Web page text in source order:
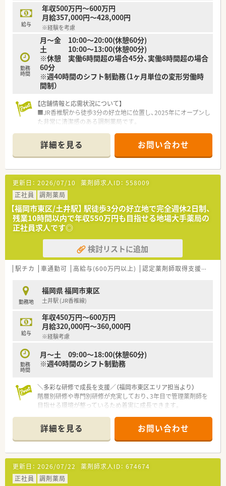
【求人情報について】
■管理薬剤師として、これまでのご経験をしっかりと考慮し年収
500万円から600万円を想定しています。
■昇給は年1回（4月）実施され、賞与は年2回（7月・12月）支給され
る年俸制（12または14分割）です。
■福利厚生としてOTC社員割引制度や、宿泊・レジャー施設が優
待される福利厚生クラブへ加入できます。
給与
年収500万円～600万円
月給357,000円～428,000円
※経験を考慮
勤務
時間
月～金 10:00～20:00(休憩60分)
土 10:00～13:00(休憩00分)
※休憩 実働6時間超の場合45分、実働8時間超の場合
60分
※週40時間のシフト制勤務（1ヶ月単位の変形労働時
間制）
【店舗情報と応需状況について】
■JR香椎駅から徒歩3分の好立地に位置し、2025年にオープンし
た非常に清潔感のある調剤薬局です。
処方が多いため、落ち着いて業務に取り組める環境です。
■店舗の体制は正社員1名と事務員1名の少人数精鋭で、地域の
皆様に寄り添うかかりつけ薬局としての機能を果たします。
【法人特徴について】
■北九州市に本社を構え全国に130店舗以上を展開しており、調
剤のみならず介護事業やOTC販売も手掛ける企業です。
■地域密着型の経営を大切にしながら、有料老人ホームや居宅介
護など多角的な医療福祉サービスを総合的に提供しています。
■新規開局を年間15件以上進めるなど成長著しい法人で、安定
した経営基盤のもとで長期的にキャリアを形成できます。
【職場環境と雰囲気】
■風通しの良い社風が特徴で、社歴や年齢に関わらず意見を出し
やすく、新しいことにチャレンジできる活気ある環境です。
導入し、薬剤師の対人業務に集中できる体制を整えています。
■近隣店舗との連携が密に取られており、困った際にもラウンダ
ーやエリアマネージャーによる迅速なフォローが得られます。
【勤務実態について】
■年間休日は118日と業界内でもトップクラスの多さを誇り、し
っかり休みを取りながら働くことが可能です。
立てやすくワークライフバランスを保てます。
■男性社員の育児休暇取得も積極的に推進されており、ライフイ
詳細を見る お問い合わせ
更新日： 2026/07/10 薬剤師求人ID： 558009
正社員
調剤薬局
【福岡市東区/土井駅】 駅徒歩3分の好立地で完全週休2日制、
残業10時間以内で年収550万円も目指せる地場大手薬局の
正社員求人です◎
検討リストに追加
駅チカ 車通勤可 高給与(600万円以上) 認定薬剤師取得支援あり
勤務地
福岡県 福岡市東区
土井駅 (JR香椎線)
給与
年収450万円～600万円
月給320,000円～360,000円
※経験考慮
勤務
時間
月～土 09:00～18:00(休憩60分)
※週40時間のシフト制勤務
＼多彩な研修で成長を支援／（福岡市東区エリア担当より）
階層別研修や専門別研修が充実しており、3年目で管理薬剤師を
目指せる環境が整っているため着実に成長できます。
【店舗情報と応需状況について】
■最寄り駅であるJR香椎線の土井駅から徒歩で3分という、通勤
に大変便利なアクセス良好の立地に位置しております。
■ドラッグストアと併設された完全面対応の薬局であり、処方箋
の応需枚数は1日あたり50枚から60枚ほどとなります。
■人員体制は常勤薬剤師3名とパート薬剤師1名が在籍してお
り、調剤事務スタッフも3名体制で業務を支えています。
詳細を見る お問い合わせ
更新日： 2026/07/22 薬剤師求人ID： 674674
正社員
調剤薬局